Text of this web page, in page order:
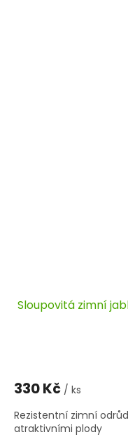
Sloupovitá zimní
330 Kč / ks
Rezistentní zimní
atraktivními plody